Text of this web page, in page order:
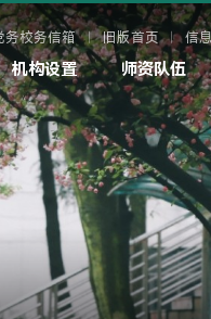
务校务信箱 旧版首页 信
机构设置 师资队伍